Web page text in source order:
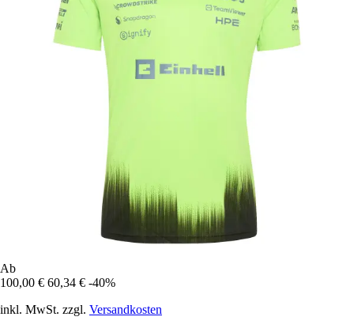
Ab
100,00 € 60,34 € -40%
inkl. MwSt. zzgl. Versandkosten